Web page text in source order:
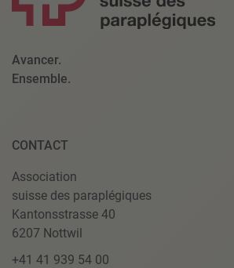
Avancer.
Ensemble.
CONTACT
Association
suisse des paraplégiques
Kantonsstrasse 40
6207 Nottwil
+41 41 939 54 00